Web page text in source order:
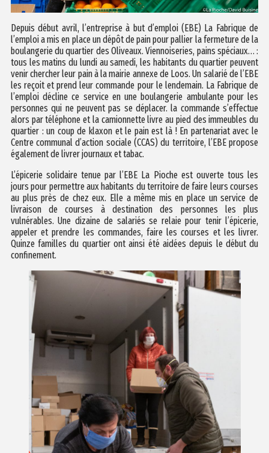
Depuis début avril, l’entreprise à but d’emploi (EBE) La Fabrique de
l’emploi a mis en place un dépôt de pain pour pallier la fermeture de la
boulangerie du quartier des Oliveaux. Viennoiseries, pains spéciaux… :
tous les matins du lundi au samedi, les habitants du quartier peuvent
venir chercher leur pain à la mairie annexe de Loos. Un salarié de l’EBE
les reçoit et prend leur commande pour le lendemain. La Fabrique de
l’emploi décline ce service en une boulangerie ambulante pour les
personnes qui ne peuvent pas se déplacer. la commande s’effectue
alors par téléphone et la camionnette livre au pied des immeubles du
quartier : un coup de klaxon et le pain est là ! En partenariat avec le
Centre communal d’action sociale (CCAS) du territoire, l’EBE propose
également de livrer journaux et tabac.
L’épicerie solidaire tenue par l’EBE La Pioche est ouverte tous les
jours pour permettre aux habitants du territoire de faire leurs courses
au plus près de chez eux. Elle a même mis en place un service de
livraison de courses à destination des personnes les plus
vulnérables. Une dizaine de salariés se relaie pour tenir l’épicerie,
appeler et prendre les commandes, faire les courses et les livrer.
Quinze familles du quartier ont ainsi été aidées depuis le début du
confinement.